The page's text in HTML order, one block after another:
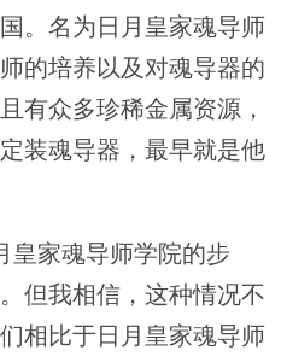
。名为日月皇家魂导师
的培养以及对魂导器的
有众多珍稀金属资源，
装魂导器，最早就是他
家魂导师学院的步
但我相信，这种情况不
相比于日月皇家魂导师